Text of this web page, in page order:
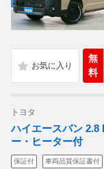
無
料
トヨタ
ハイエースバン 2.8
ー・ヒーター付
保証付 車両品質保証書付